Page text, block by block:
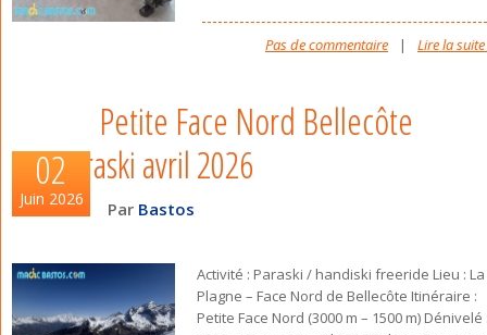
Lire la suite
|
Pas de commentaire
Petite Face Nord Bellecôte
paraski avril 2026
02
Juin 2026 Par Bastos
Activité : Paraski / handiski freeride Lieu : La
Plagne – Face Nord de Bellecôte Itinéraire :
Petite Face Nord (3000 m – 1500 m) Dénivelé